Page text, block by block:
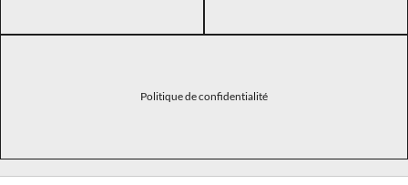
Politique de confidentialité